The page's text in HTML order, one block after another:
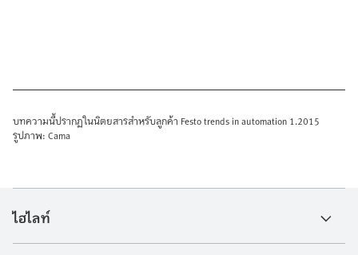
บทความนี้ปรากฏในนิตยสารสำหรับลูกค้า Festo trends in automation 1.2015
รูปภาพ: Cama
ไฮไลท์